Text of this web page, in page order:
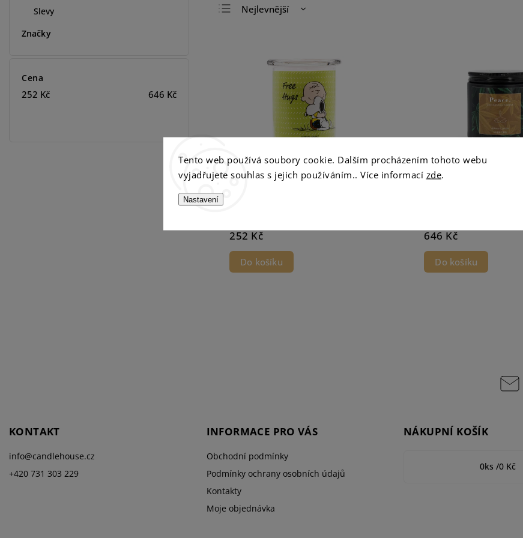
Tento web používá soubory cookie. Dalším procházením tohoto webu
vyjadřujete souhlas s jejich používáním.. Více informací zde.
Nastavení
Slevy
Značky
Cena
252 Kč 646 Kč
Nejlevnější
252 Kč
Do košíku
CBD Sójová svíčka
646 Kč
Do košíku
KONTAKT
info@candlehouse.cz
+420 731 303 229
INFORMACE PRO VÁS
Obchodní podmínky
Podmínky ochrany osobních údajů
Kontakty
Moje objednávka
NÁKUPNÍ KOŠÍK
0ks /0 Kč